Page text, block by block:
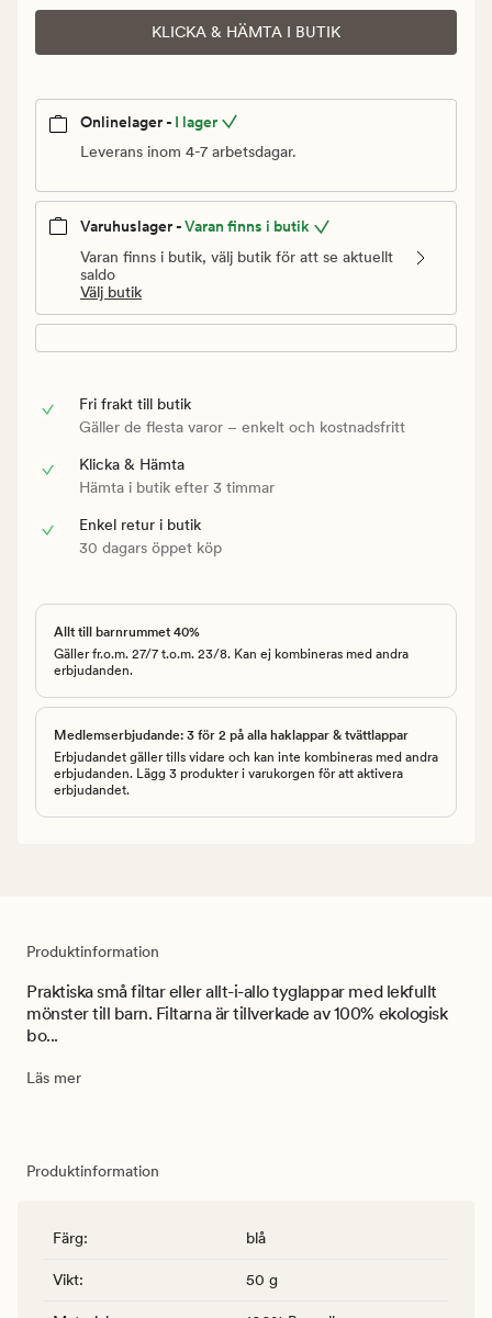
KLICKA & HÄMTA I BUTIK
Onlinelager - I lager
Leverans inom 4-7 arbetsdagar.
Varuhuslager -Varan finns i butik
Varan finns i butik, välj butik för att se aktuellt
saldo
Välj butik
Fri frakt till butik
Gäller de flesta varor – enkelt och kostnadsfritt
Klicka & Hämta
Hämta i butik efter 3 timmar
Enkel retur i butik
30 dagars öppet köp
Allt till barnrummet 40%
Gäller fr.o.m. 27/7 t.o.m. 23/8. Kan ej kombineras med andra
erbjudanden.
Medlemserbjudande: 3 för 2 på alla haklappar & tvättlappar
Erbjudandet gäller tills vidare och kan inte kombineras med andra
erbjudanden. Lägg 3 produkter i varukorgen för att aktivera
erbjudandet.
Produktinformation
Praktiska små filtar eller allt-i-allo tyglappar med lekfullt
mönster till barn. Filtarna är tillverkade av 100% ekologisk
bo...
Läs mer
Produktinformation
Färg: blå
Vikt: 50 g